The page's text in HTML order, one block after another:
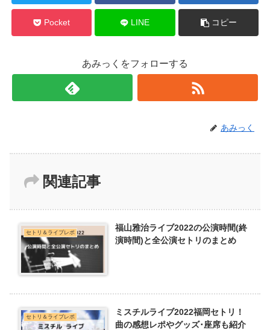
Pocket LINE コピー
あみっくをフォローする
あみっく
関連記事
セトリ＆ライブレポ
福山雅治ライブ2022の公演時間(終
演時間)と全公演セトリのまとめ
セトリ＆ライブレポ
ミスチルライブ2022福岡セトリ！
曲の感想レポやグッズ･座席も紹介